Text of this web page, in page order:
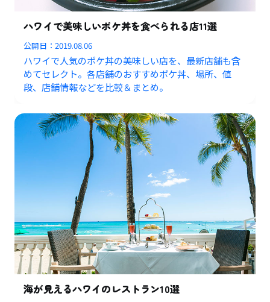
ハワイで美味しいポケ丼を食べられる店11選
公開日：2019.08.06
ハワイで人気のポケ丼の美味しい店を、最新店舗も含
めてセレクト。各店舗のおすすめポケ丼、場所、値
段、店舗情報などを比較＆まとめ。
海が見えるハワイのレストラン10選